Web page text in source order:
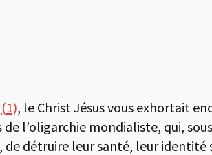
(1), le Christ Jésus vous exhortait
de l’oligarchie mondialiste, qui,
de détruire leur santé, leur